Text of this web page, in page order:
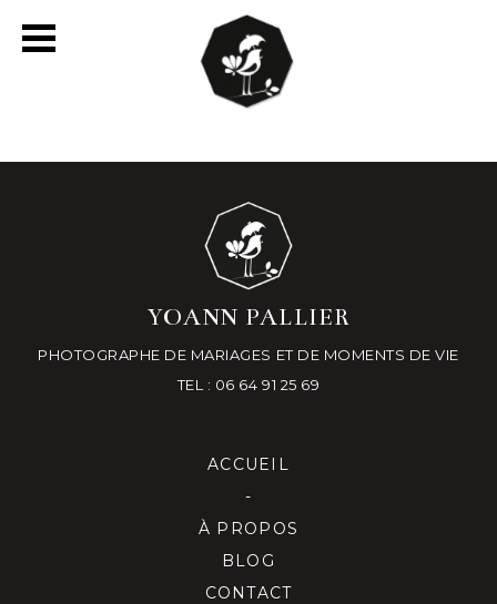
YOANN PALLIER
PHOTOGRAPHE DE MARIAGES ET DE MOMENTS DE VIE
TEL : 06 64 91 25 69
ACCUEIL
-
À PROPOS
BLOG
CONTACT